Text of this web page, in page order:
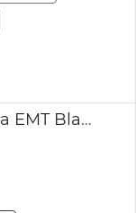
Mejora seguridad vial parada EMT Blasco Ibáñez Cronista Almela i Vives